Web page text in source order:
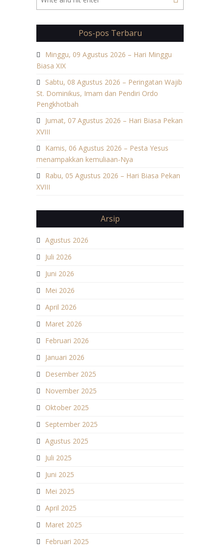
Pos-pos Terbaru
Minggu, 09 Agustus 2026 – Hari Minggu
Biasa XIX
Sabtu, 08 Agustus 2026 – Peringatan Wajib
St. Dominikus, Imam dan Pendiri Ordo
Pengkhotbah
Jumat, 07 Agustus 2026 – Hari Biasa Pekan
XVIII
Kamis, 06 Agustus 2026 – Pesta Yesus
menampakkan kemuliaan-Nya
Rabu, 05 Agustus 2026 – Hari Biasa Pekan
XVIII
Arsip
Agustus 2026
Juli 2026
Juni 2026
Mei 2026
April 2026
Maret 2026
Februari 2026
Januari 2026
Desember 2025
November 2025
Oktober 2025
September 2025
Agustus 2025
Juli 2025
Juni 2025
Mei 2025
April 2025
Maret 2025
Februari 2025